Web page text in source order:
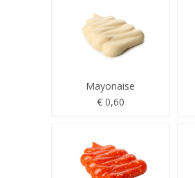
Mayonaise
€ 0,60